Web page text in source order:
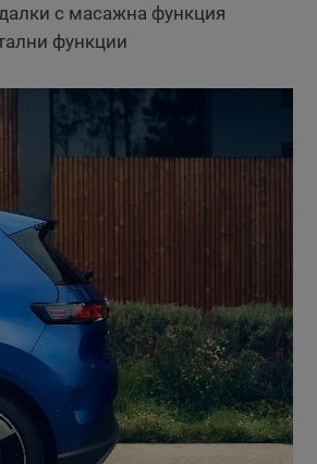
с масажна функция
функции